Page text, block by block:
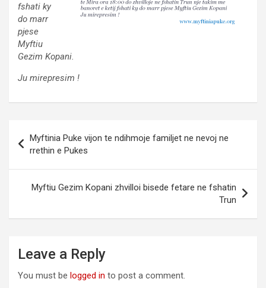
fshati ky
do marr
pjese
Myftiu
Gezim Kopani.
Ju mirepresim !
navigation
Myftinia Puke vijon te ndihmoje familjet ne nevoj ne
rrethin e Pukes
Myftiu Gezim Kopani zhvilloi bisede fetare ne fshatin
Trun
Leave a Reply
You must be logged in to post a comment.